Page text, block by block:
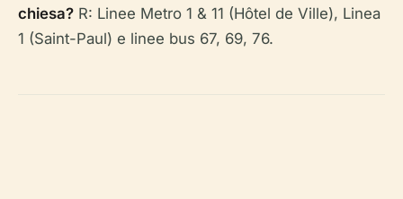
chiesa? R: Linee Metro 1 & 11 (Hôtel de Ville), Linea
1 (Saint-Paul) e linee bus 67, 69, 76.